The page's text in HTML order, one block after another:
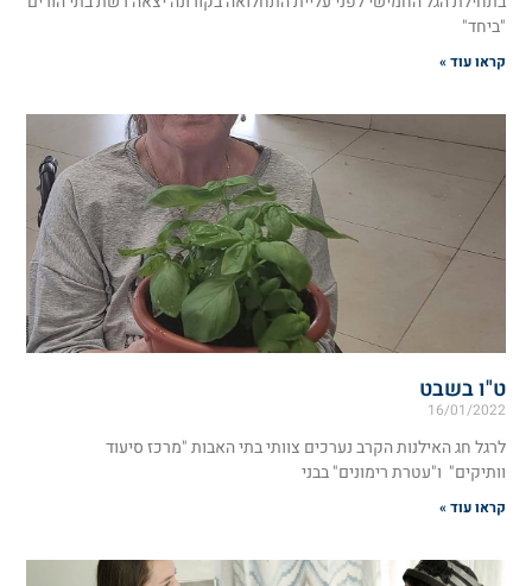
"ביחד"
קראו עוד »
ט"ו בשבט
16/01/2022
לרגל חג האילנות הקרב נערכים צוותי בתי האבות "מרכז סיעוד
וותיקים" ו"עטרת רימונים" בבני
קראו עוד »